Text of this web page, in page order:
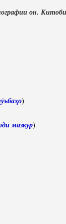
он.
)
мазкур)